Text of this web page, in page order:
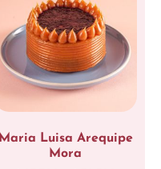
Maria Luisa Arequipe
Mora